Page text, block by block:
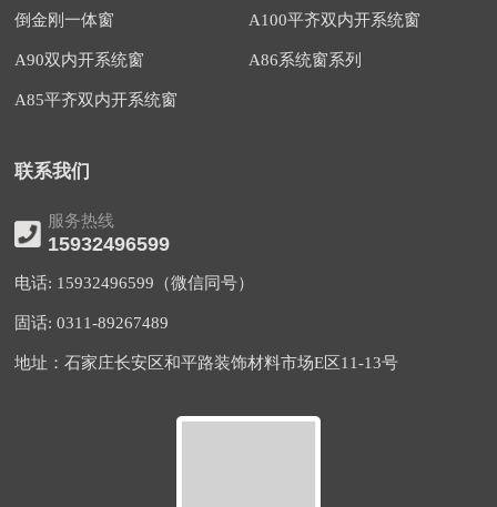
倒金刚一体窗 A100平齐双内开系统窗
A90双内开系统窗 A86系统窗系列
A85平齐双内开系统窗
联系我们
服务热线
15932496599
电话: 15932496599（微信同号）
固话: 0311-89267489
地址：石家庄长安区和平路装饰材料市场E区11-13号